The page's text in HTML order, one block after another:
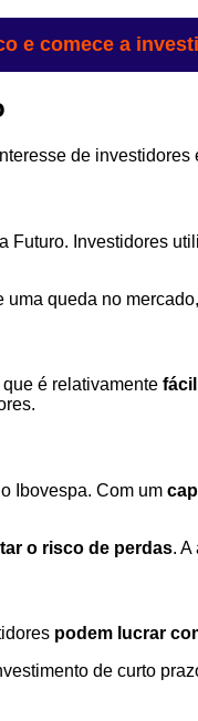
e comece a
de
Investidores
queda no
é relativamente
Ibovespa. Com um
o risco de perdas.
podem lucrar
de curto